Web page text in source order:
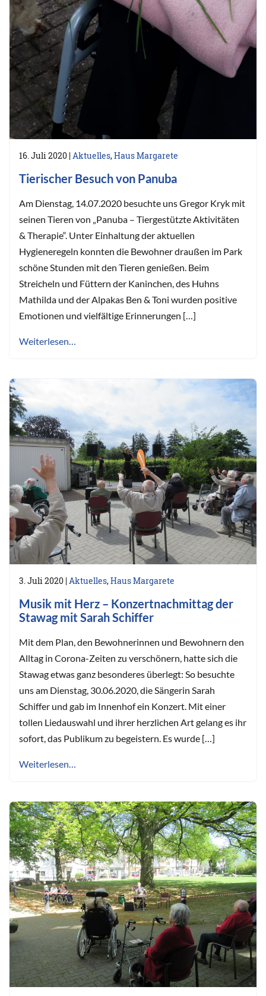
16. Juli 2020 | Aktuelles,Haus Margarete
Tierischer Besuch von Panuba
Am Dienstag, 14.07.2020 besuchte uns Gregor Kryk mit
seinen Tieren von „Panuba – Tiergestützte Aktivitäten
& Therapie“. Unter Einhaltung der aktuellen
Hygieneregeln konnten die Bewohner draußen im Park
schöne Stunden mit den Tieren genießen. Beim
Streicheln und Füttern der Kaninchen, des Huhns
Mathilda und der Alpakas Ben & Toni wurden positive
Emotionen und vielfältige Erinnerungen […]
Weiterlesen…
3. Juli 2020 | Aktuelles,Haus Margarete
Musik mit Herz – Konzertnachmittag der
Stawag mit Sarah Schiffer
Mit dem Plan, den Bewohnerinnen und Bewohnern den
Alltag in Corona-Zeiten zu verschönern, hatte sich die
Stawag etwas ganz besonderes überlegt: So besuchte
uns am Dienstag, 30.06.2020, die Sängerin Sarah
Schiffer und gab im Innenhof ein Konzert. Mit einer
tollen Liedauswahl und ihrer herzlichen Art gelang es ihr
sofort, das Publikum zu begeistern. Es wurde […]
Weiterlesen…